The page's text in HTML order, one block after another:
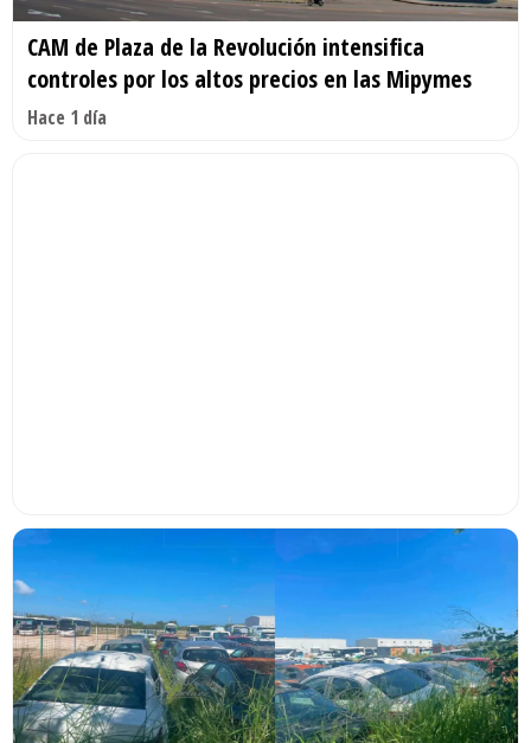
CAM de Plaza de la Revolución intensifica
controles por los altos precios en las Mipymes
Hace 1 día